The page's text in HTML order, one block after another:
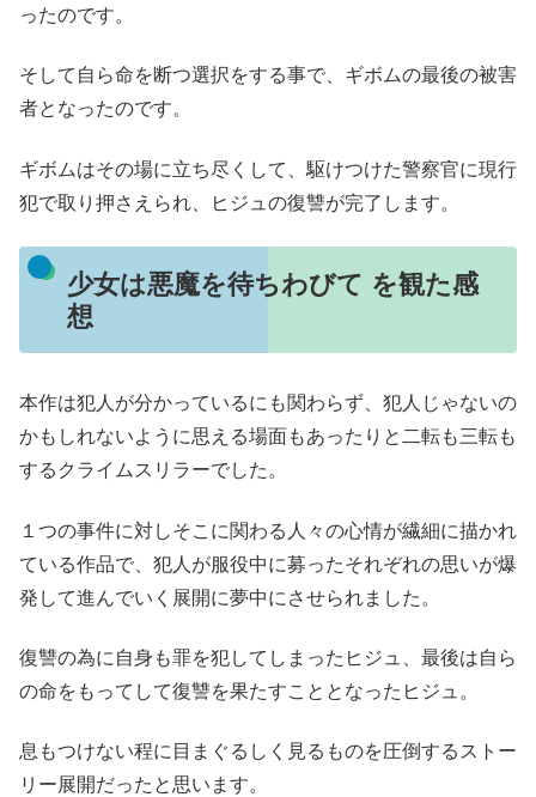
ったのです。
そして自ら命を断つ選択をする事で、ギボムの最後の被害
者となったのです。
ギボムはその場に立ち尽くして、駆けつけた警察官に現行
犯で取り押さえられ、ヒジュの復讐が完了します。
少女は悪魔を待ちわびて を観た感
想
本作は犯人が分かっているにも関わらず、犯人じゃないの
かもしれないように思える場面もあったりと二転も三転も
するクライムスリラーでした。
１つの事件に対しそこに関わる人々の心情が繊細に描かれ
ている作品で、犯人が服役中に募ったそれぞれの思いが爆
発して進んでいく展開に夢中にさせられました。
復讐の為に自身も罪を犯してしまったヒジュ、最後は自ら
の命をもってして復讐を果たすこととなったヒジュ。
息もつけない程に目まぐるしく見るものを圧倒するストー
リー展開だったと思います。